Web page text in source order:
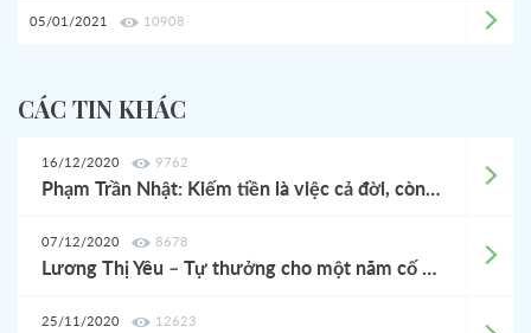
05/01/2021 10908
CÁC TIN KHÁC
16/12/2020 9762
Phạm Trần Nhật: Kiếm tiền là việc cả đời, còn tìm kiếm cuộc sống có ý nghĩa hơn mới là điều ta đang theo đuổi
07/12/2020 8678
Lương Thị Yêu – Tự thưởng cho một năm cố gắng
25/11/2020 12623